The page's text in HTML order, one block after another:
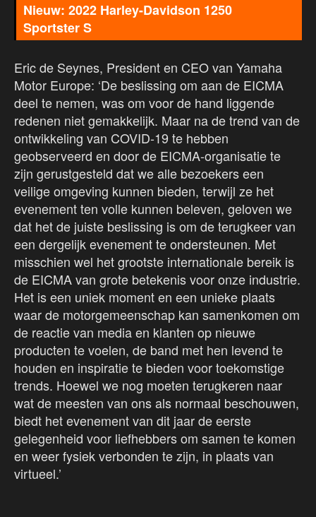
Nieuw: 2022 Harley-Davidson 1250
Sportster S
Eric de Seynes, President en CEO van Yamaha
Motor Europe: ‘De beslissing om aan de EICMA
deel te nemen, was om voor de hand liggende
redenen niet gemakkelijk. Maar na de trend van de
ontwikkeling van COVID-19 te hebben
geobserveerd en door de EICMA-organisatie te
zijn gerustgesteld dat we alle bezoekers een
veilige omgeving kunnen bieden, terwijl ze het
evenement ten volle kunnen beleven, geloven we
dat het de juiste beslissing is om de terugkeer van
een dergelijk evenement te ondersteunen. Met
misschien wel het grootste internationale bereik is
de EICMA van grote betekenis voor onze industrie.
Het is een uniek moment en een unieke plaats
waar de motorgemeenschap kan samenkomen om
de reactie van media en klanten op nieuwe
producten te voelen, de band met hen levend te
houden en inspiratie te bieden voor toekomstige
trends. Hoewel we nog moeten terugkeren naar
wat de meesten van ons als normaal beschouwen,
biedt het evenement van dit jaar de eerste
gelegenheid voor liefhebbers om samen te komen
en weer fysiek verbonden te zijn, in plaats van
virtueel.’